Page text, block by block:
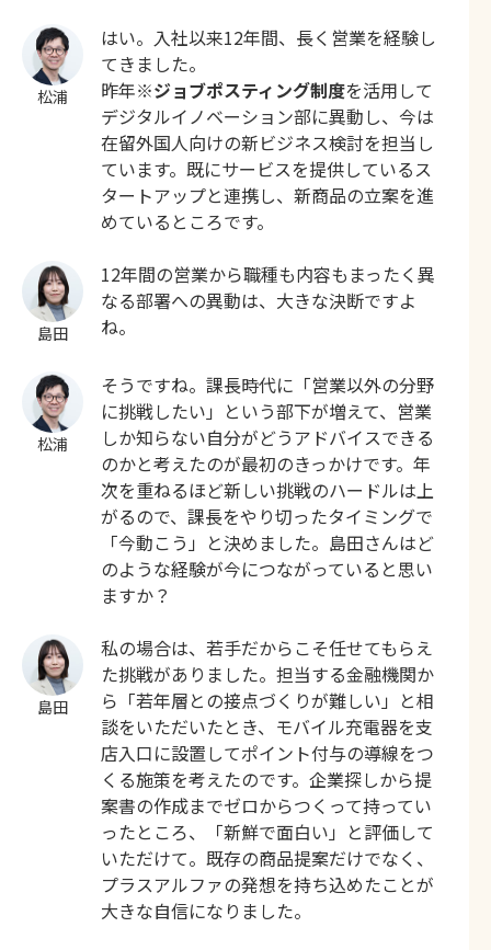
松浦
はい。入社以来12年間、長く営業を経験し
てきました。
昨年※ジョブポスティング制度を活用して
デジタルイノベーション部に異動し、今は
在留外国人向けの新ビジネス検討を担当し
ています。既にサービスを提供しているス
タートアップと連携し、新商品の立案を進
めているところです。
島田
12年間の営業から職種も内容もまったく異
なる部署への異動は、大きな決断ですよ
ね。
松浦
そうですね。課長時代に「営業以外の分野
に挑戦したい」という部下が増えて、営業
しか知らない自分がどうアドバイスできる
のかと考えたのが最初のきっかけです。年
次を重ねるほど新しい挑戦のハードルは上
がるので、課長をやり切ったタイミングで
「今動こう」と決めました。島田さんはど
のような経験が今につながっていると思い
ますか？
島田
私の場合は、若手だからこそ任せてもらえ
た挑戦がありました。担当する金融機関か
ら「若年層との接点づくりが難しい」と相
談をいただいたとき、モバイル充電器を支
店入口に設置してポイント付与の導線をつ
くる施策を考えたのです。企業探しから提
案書の作成までゼロからつくって持ってい
ったところ、「新鮮で面白い」と評価して
いただけて。既存の商品提案だけでなく、
プラスアルファの発想を持ち込めたことが
大きな自信になりました。